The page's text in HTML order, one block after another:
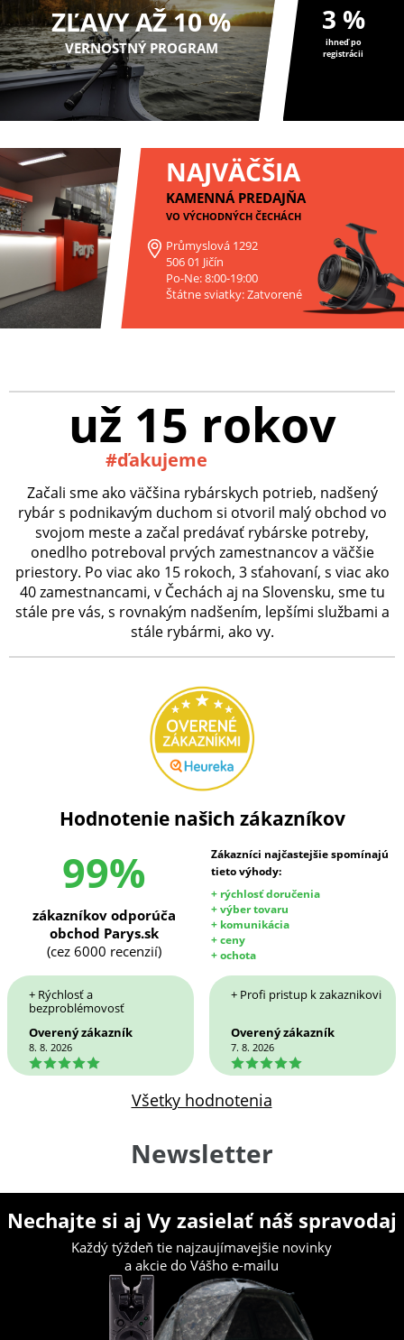
ZĽAVY AŽ 10 %
VERNOSTNÝ PROGRAM
3 %
ihneď po
registrácii
NAJVÄČŠIA
KAMENNÁ PREDAJŇA
VO VÝCHODNÝCH ČECHÁCH
Průmyslová 1292
506 01 Jičín
Po-Ne: 8:00-19:00
Štátne sviatky: Zatvorené
už 15 rokov
#ďakujeme
Začali sme ako väčšina rybárskych potrieb, nadšený
rybár s podnikavým duchom si otvoril malý obchod vo
svojom meste a začal predávať rybárske potreby,
onedlho potreboval prvých zamestnancov a väčšie
priestory. Po viac ako 15 rokoch, 3 sťahovaní, s viac ako
40 zamestnancami, v Čechách aj na Slovensku, sme tu
stále pre vás, s rovnakým nadšením, lepšími službami a
stále rybármi, ako vy.
Hodnotenie našich zákazníkov
99%
Zákazníci najčastejšie spomínajú
tieto výhody:
+ rýchlosť doručenia
+ výber tovaru
+ komunikácia
+ ceny
+ ochota
zákazníkov odporúča
obchod Parys.sk
(cez 6000 recenzií)
+ Rýchlosť a
bezproblémovosť
Overený zákazník
8. 8. 2026
5
+ Profi pristup k zakaznikovi
Overený zákazník
7. 8. 2026
5
Všetky hodnotenia
Newsletter
Nechajte si aj Vy zasielať náš spravodaj
Každý týždeň tie najzaujímavejšie novinky
a akcie do Vášho e-mailu